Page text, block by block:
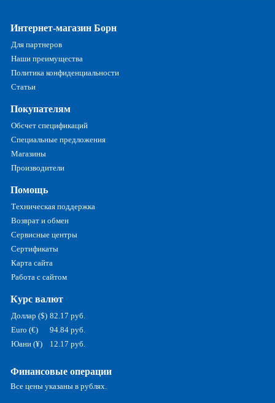
Интернет-магазин Борн
Для партнеров
Наши преимущества
Политика конфиденциальности
Статьи
Покупателям
Обсчет спецификаций
Специальные предложения
Магазины
Производители
Помощь
Техническая поддержка
Возврат и обмен
Сервисные центры
Сертификаты
Карта сайта
Работа с сайтом
Курс валют
Доллар ($) 82.17 руб.
Euro (€)
94.84 руб.
Юани (¥)
12.17 руб.
Финансовые операции
Все цены указаны в рублях.